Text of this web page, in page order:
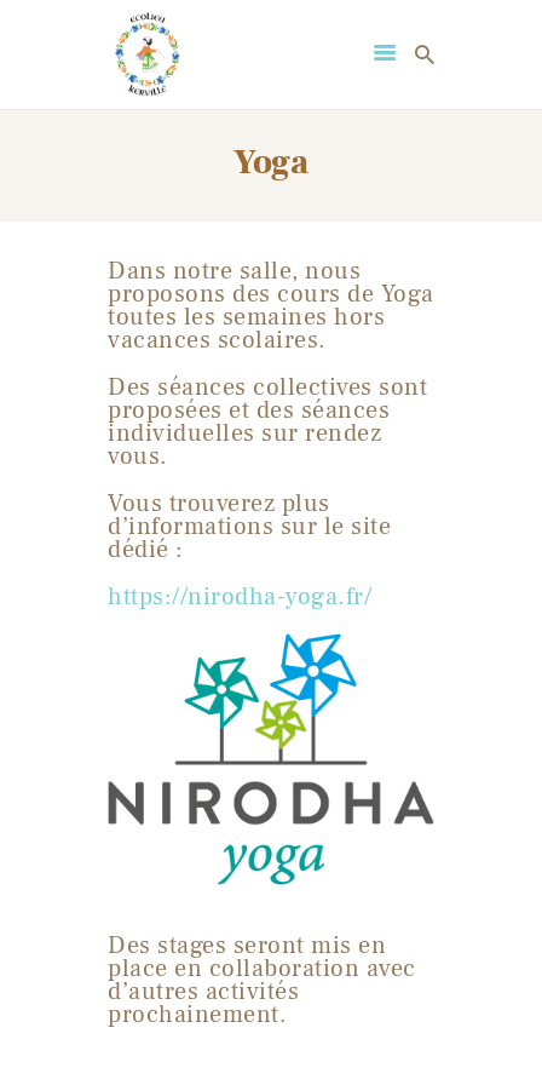
Yoga
ECOLIEU-KERVILLE
ORGANISATION
D’ÉVÉNEMENTS
CONTACT
Dans notre salle, nous
proposons des cours de Yoga
toutes les semaines hors
vacances scolaires.
Des séances collectives sont
proposées et des séances
individuelles sur rendez
vous.
Vous trouverez plus
d’informations sur le site
dédié :
https://nirodha-yoga.fr/
Des stages seront mis en
place en collaboration avec
d’autres activités
prochainement.